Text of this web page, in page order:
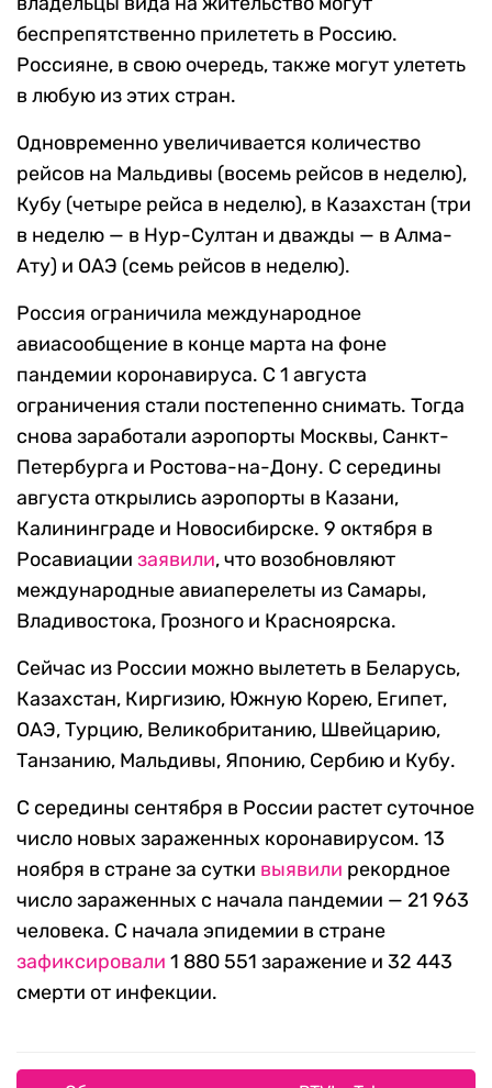
беспрепятственно прилететь в Россию.
Россияне, в свою очередь, также могут улететь
в любую из этих стран.
Одновременно увеличивается количество
рейсов на Мальдивы (восемь рейсов в неделю),
Кубу (четыре рейса в неделю), в Казахстан (три
в неделю — в Нур-Султан и дважды — в Алма-
Ату) и ОАЭ (семь рейсов в неделю).
Россия ограничила международное
авиасообщение в конце марта на фоне
пандемии коронавируса. С 1 августа
ограничения стали постепенно снимать. Тогда
снова заработали аэропорты Москвы, Санкт-
Петербурга и Ростова-на-Дону. С середины
августа открылись аэропорты в Казани,
Калининграде и Новосибирске. 9 октября в
Росавиации заявили, что возобновляют
международные авиаперелеты из Самары,
Владивостока, Грозного и Красноярска.
Сейчас из России можно вылететь в Беларусь,
Казахстан, Киргизию, Южную Корею, Египет,
ОАЭ, Турцию, Великобританию, Швейцарию,
Танзанию, Мальдивы, Японию, Сербию и Кубу.
С середины сентября в России растет суточное
число новых зараженных коронавирусом. 13
ноября в стране за сутки выявили рекордное
число зараженных с начала пандемии — 21 963
человека. С начала эпидемии в стране
зафиксировали 1 880 551 заражение и 32 443
смерти от инфекции.